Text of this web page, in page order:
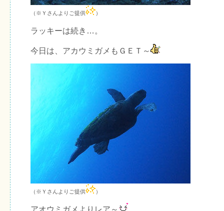
（※Ｙさんよりご提供 ）
ラッキーは続き…。
今日は、アカウミガメもＧＥＴ～
（※Ｙさんよりご提供 ）
アオウミガメよりレア～